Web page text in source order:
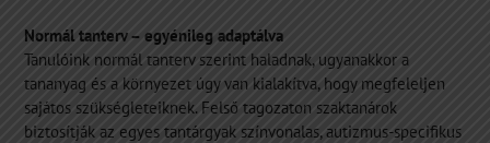
Normál tanterv – egyénileg adaptálva
Tanulóink normál tanterv szerint haladnak, ugyanakkor a
tananyag és a környezet úgy van kialakítva, hogy megfeleljen
sajátos szükségleteiknek. Felső tagozaton szaktanárok
biztosítják az egyes tantárgyak színvonalas, autizmus-specifikus